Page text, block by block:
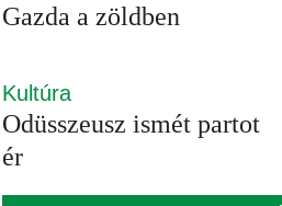
Gazda a zöldben
Kultúra
Odüsszeusz ismét partot
ér